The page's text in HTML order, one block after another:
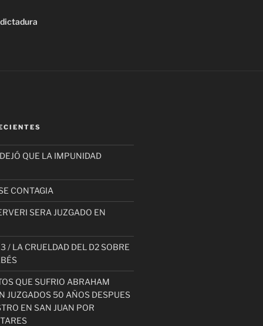
QUE LA IMPUNIDAD
CONTAGIA
SERA JUZGADO EN
/ LA CRUELDAD DEL D2 SOBRE
QUE SUFRIO ABRAHAM
JUZGADOS 50 AÑOS DESPUES
EN SAN JUAN POR